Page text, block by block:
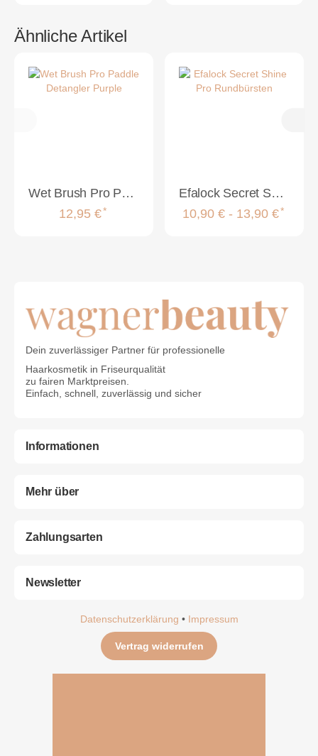
Ähnliche Artikel
Wet Brush Pro Paddle Detangler Purple
12,95 €*
Efalock Secret Shine Pro Rundbürsten
10,90 € - 13,90 €*
Dein zuverlässiger Partner für professionelle
Haarkosmetik in Friseurqualität
zu fairen Marktpreisen.
Einfach, schnell, zuverlässig und sicher
Informationen
Mehr über
Zahlungsarten
Newsletter
Datenschutzerklärung • Impressum
Vertrag widerrufen